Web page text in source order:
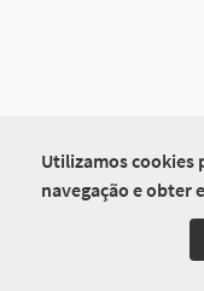
Utilizamos cookies
navegação e obter